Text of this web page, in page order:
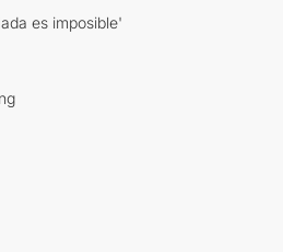
es imposible'